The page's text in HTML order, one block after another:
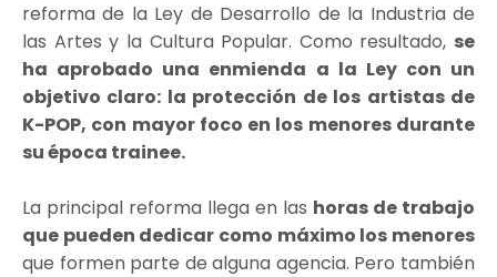
reforma de la Ley de Desarrollo de la Industria de
las Artes y la Cultura Popular. Como resultado, se
ha aprobado una enmienda a la Ley con un
objetivo claro: la protección de los artistas de
K-POP, con mayor foco en los menores durante
su época trainee.
La principal reforma llega en las horas de trabajo
que pueden dedicar como máximo los menores
que formen parte de alguna agencia. Pero también